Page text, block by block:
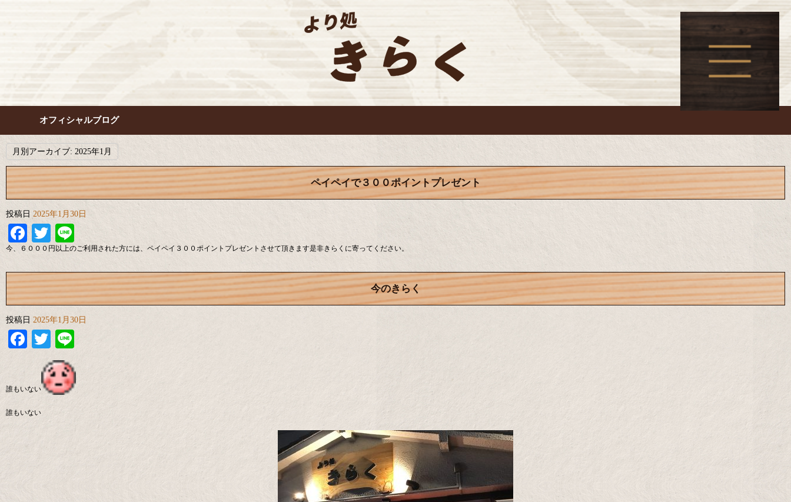
オフィシャルブログ
月別アーカイブ: 2025年1月
ペイペイで３００ポイントプレゼント
投稿日 2025年1月30日
Facebook
Twitter
今、６０００円以上のご利用された方には、ペイペイ３００ポイントプレゼントさせて頂きます是非きらくに寄ってください。
今のきらく
投稿日 2025年1月30日
Facebook
Twitter
誰もいない
誰もいない